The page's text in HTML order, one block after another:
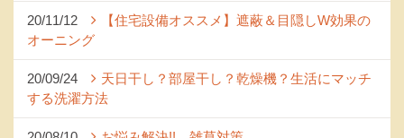
20/11/12
【住宅設備オススメ】遮蔽＆目隠しW効果の
オーニング
20/09/24
天日干し？部屋干し？乾燥機？生活にマッチ
する洗濯方法